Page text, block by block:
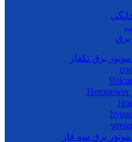
برق
برق تکفاز
موتور برق سه فاز